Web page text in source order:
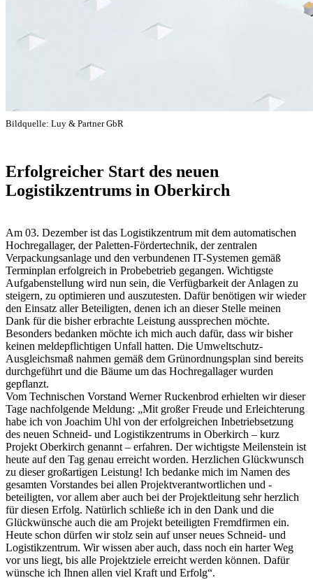
Bildquelle: Luy & Partner GbR
Erfolgreicher Start des neuen
Logistikzentrums in Oberkirch
Am 03. Dezember ist das Logistikzentrum mit dem automatischen
Hochregallager, der Paletten-Fördertechnik, der zentralen
Verpackungsanlage und den verbundenen IT-Systemen gemäß
Terminplan erfolgreich in Probebetrieb gegangen. Wichtigste
Aufgabenstellung wird nun sein, die Verfügbarkeit der Anlagen zu
steigern, zu optimieren und auszutesten. Dafür benötigen wir wieder
den Einsatz aller Beteiligten, denen ich an dieser Stelle meinen
Dank für die bisher erbrachte Leistung aussprechen möchte.
Besonders bedanken möchte ich mich auch dafür, dass wir bisher
keinen meldepflichtigen Unfall hatten. Die Umweltschutz-
Ausgleichsmaß nahmen gemäß dem Grünordnungsplan sind bereits
durchgeführt und die Bäume um das Hochregallager wurden
gepflanzt.
Vom Technischen Vorstand Werner Ruckenbrod erhielten wir dieser
Tage nachfolgende Meldung: „Mit großer Freude und Erleichterung
habe ich von Joachim Uhl von der erfolgreichen Inbetriebsetzung
des neuen Schneid- und Logistikzentrums in Oberkirch – kurz
Projekt Oberkirch genannt – erfahren. Der wichtigste Meilenstein ist
heute auf den Tag genau erreicht worden. Herzlichen Glückwunsch
zu dieser großartigen Leistung! Ich bedanke mich im Namen des
gesamten Vorstandes bei allen Projektverantwortlichen und -
beteiligten, vor allem aber auch bei der Projektleitung sehr herzlich
für diesen Erfolg. Natürlich schließe ich in den Dank und die
Glückwünsche auch die am Projekt beteiligten Fremdfirmen ein.
Heute schon dürfen wir stolz sein auf unser neues Schneid- und
Logistikzentrum. Wir wissen aber auch, dass noch ein harter Weg
vor uns liegt, bis alle Projektziele erreicht werden können. Dafür
wünsche ich Ihnen allen viel Kraft und Erfolg“.